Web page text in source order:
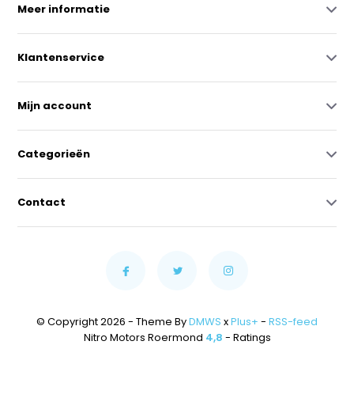
Meer informatie
Klantenservice
Mijn account
Categorieën
Contact
© Copyright 2026 - Theme ByDMWS xPlus+ - RSS-feed
Nitro Motors Roermond 4,8 - Ratings